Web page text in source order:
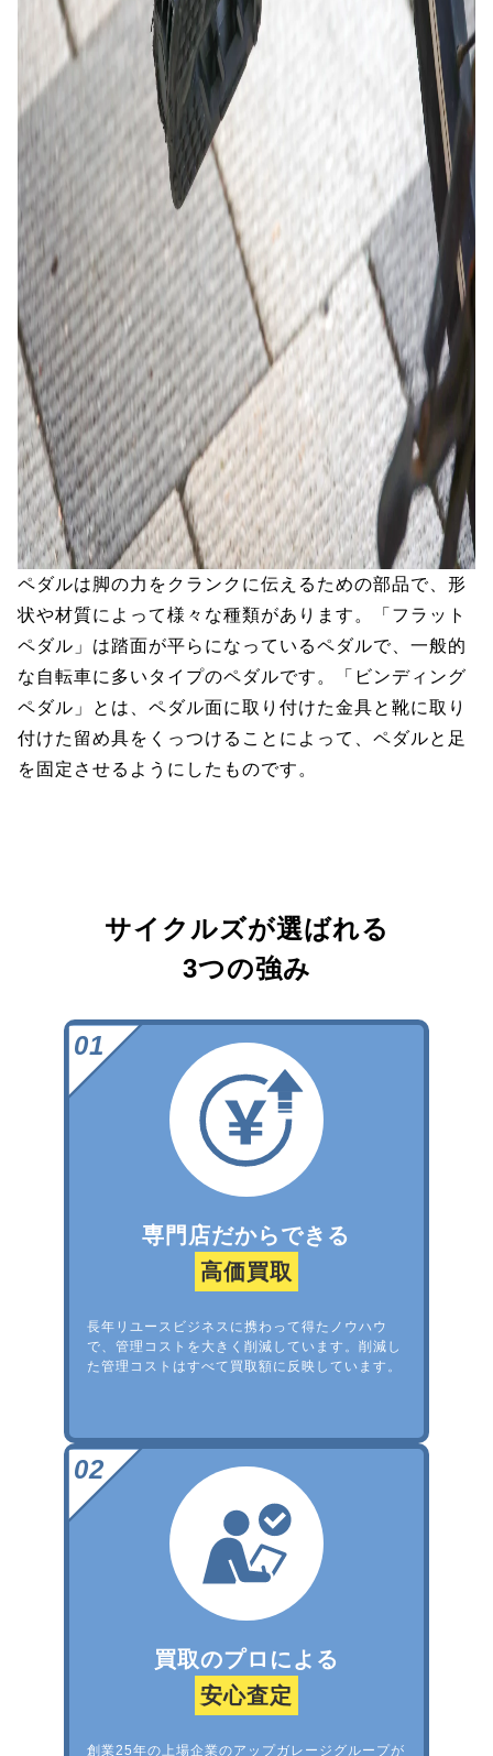
ペダルは脚の力をクランクに伝えるための部品で、形
状や材質によって様々な種類があります。「フラット
ペダル」は踏面が平らになっているペダルで、一般的
な自転車に多いタイプのペダルです。「ビンディング
ペダル」とは、ペダル面に取り付けた金具と靴に取り
付けた留め具をくっつけることによって、ペダルと足
を固定させるようにしたものです。
サイクルズが選ばれる
3つの強み
専門店だからできる
高価買取
長年リユースビジネスに携わって得たノウハウ
で、管理コストを大きく削減しています。削減し
た管理コストはすべて買取額に反映しています。
買取のプロによる
安心査定
創業25年の上場企業のアップガレージグループが